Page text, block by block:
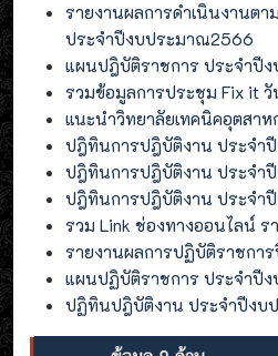
รายงานผลการดำเนินงานต
ประจำปีงบประมาณ2566
แผนปฎิบัติราชการ ประจำปี
รวมข้อมูลการประชุม Fix it
แนะนำวิทยาลัยเทคนิคอุตสา
ปฎิทินการปฎิบัติงาน ประจำ
ปฎิทินการปฎิบัติงาน ประจำ
ปฎิทินการปฎิบัติงาน ประจำ
รวม Link ช่องทางออนไลน์
รายงานผลการปฏิบัติราชกา
แผนปฏิบัติราชการ ประจำปี
ปฏิทินปฎิบัติงาน ประจำปีงบ